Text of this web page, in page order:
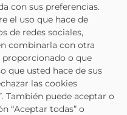
Niño
con sus preferencias.
el uso que hace de
de redes sociales,
combinarla con otra
o que
que usted hace de sus
las cookies
También puede aceptar o
“Aceptar todas” o